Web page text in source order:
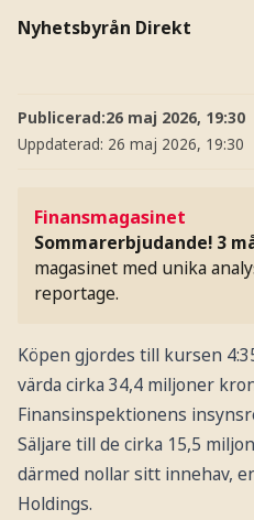
Nyhetsbyrån Direkt
Publicerad:26 maj 2026, 19:30
Uppdaterad: 26 maj 2026, 19:30
Finansmagasinet
Sommarerbjudande! 3
magasinet med unika
reportage.
Köpen gjordes till kursen
värda cirka 34,4 miljoner
Finansinspektionens
Säljare till de cirka 15,5
därmed nollar sitt innehav,
Holdings.